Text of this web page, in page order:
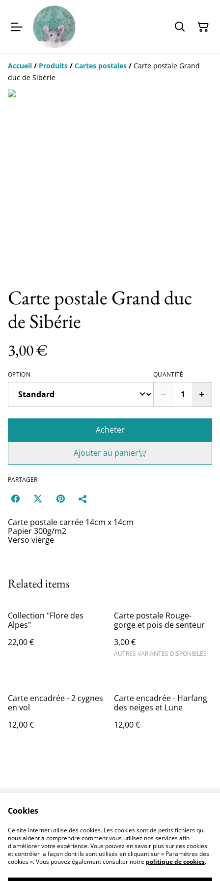
Accueil / Produits / Cartes postales / Carte postale Grand
duc de Sibérie
Carte postale Grand duc
de Sibérie
3,00 €
OPTION QUANTITÉ
Acheter
Ajouter au panier
PARTAGER
Carte postale carrée 14cm x 14cm
Papier 300g/m2
Verso vierge
Related items
Collection "Flore des
Alpes"
22,00 €
Carte postale Rouge-
gorge et pois de senteur
3,00 €
AUTRES VARIANTES DISPONIBLES
Carte encadrée - 2 cygnes
en vol
12,00 €
Carte encadrée - Harfang
des neiges et Lune
12,00 €
Politique de
confidentialité
Politique de cookies
Cookies
Ce site Internet utilise des cookies. Les cookies sont de petits fichiers qui
nous aident à comprendre comment vous utilisez nos services afin
d'améliorer votre expérience. Vous pouvez en savoir plus sur ces cookies
et contrôler la façon dont ils sont utilisés en cliquant sur « Paramètres des
cookies ». Vous pouvez également consulter notre politique de cookies.